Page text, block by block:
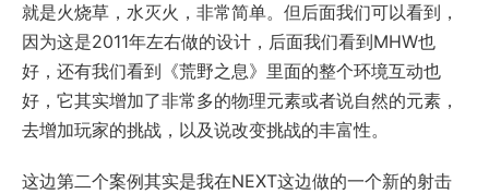
就是火烧草，水灭火，非常简单。但后面我们可以看到，
因为这是2011年左右做的设计，后面我们看到MHW也
好，还有我们看到《荒野之息》里面的整个环境互动也
好，它其实增加了非常多的物理元素或者说自然的元素，
去增加玩家的挑战，以及说改变挑战的丰富性。
这边第二个案例其实是我在NEXT这边做的一个新的射击